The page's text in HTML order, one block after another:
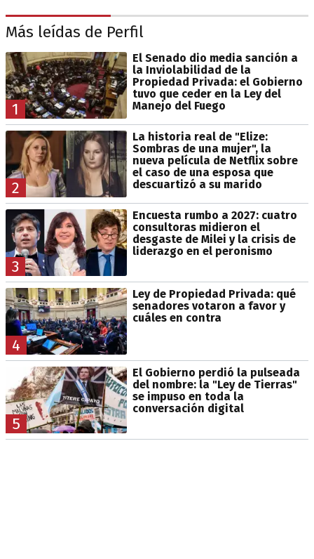
Más leídas de Perfil
1
El Senado dio media sanción a
la Inviolabilidad de la
Propiedad Privada: el Gobierno
tuvo que ceder en la Ley del
Manejo del Fuego
2
La historia real de "Elize:
Sombras de una mujer", la
nueva película de Netflix sobre
el caso de una esposa que
descuartizó a su marido
3
Encuesta rumbo a 2027: cuatro
consultoras midieron el
desgaste de Milei y la crisis de
liderazgo en el peronismo
4
Ley de Propiedad Privada: qué
senadores votaron a favor y
cuáles en contra
5
El Gobierno perdió la pulseada
del nombre: la "Ley de Tierras"
se impuso en toda la
conversación digital